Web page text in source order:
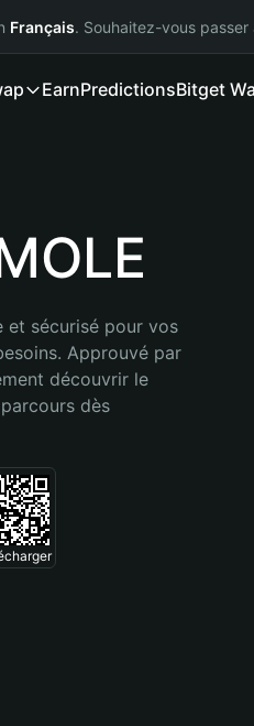
Français. Souhaitez-vous passer
EarnPredictionsBitget
sécurisé pour vos
Approuvé par
découvrir le
dès